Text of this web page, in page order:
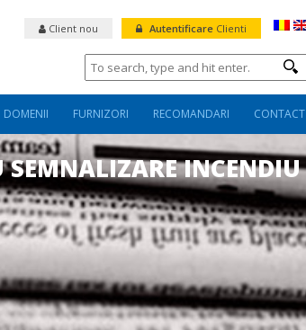
Autentificare Clienti
Client nou
DOMENII FURNIZORI RECOMANDARI CONTACT
INCENDIU